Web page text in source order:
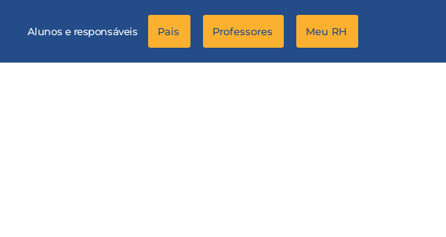
Alunos e responsáveis Pais Professores Meu RH